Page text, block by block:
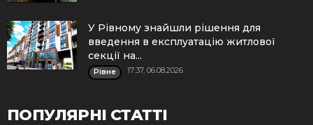
У Рівному знайшли рішення для
введення в експлуатацію житлової
секції на...
Рівне 17:37, 06.08.2026
ПОПУЛЯРНІ СТАТТІ